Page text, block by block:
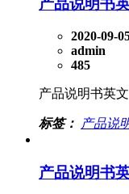
产品说明书
2020-09-
admin
485
产品说明书英
标签： 产品说
产品说明书